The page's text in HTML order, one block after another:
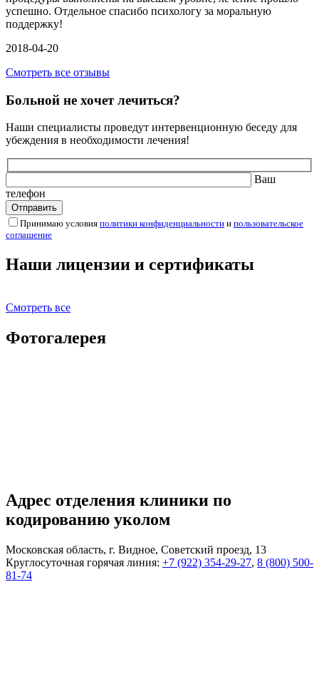
успешно. Отдельное спасибо психологу за моральную
поддержку!
2018-04-20
Смотреть все отзывы
Больной не хочет лечиться?
Наши специалисты проведут интервенционную беседу для
убеждения в необходимости лечения!
Ваш
телефон
Принимаю условия политики конфиденциальности и пользовательское
соглашение
Наши лицензии и сертификаты
Смотреть все
Фотогалерея
Адрес отделения клиники по
кодированию уколом
Московская область, г. Видное, Советский проезд, 13
Круглосуточная горячая линия: +7 (922) 354-29-27, 8 (800) 500-
81-74